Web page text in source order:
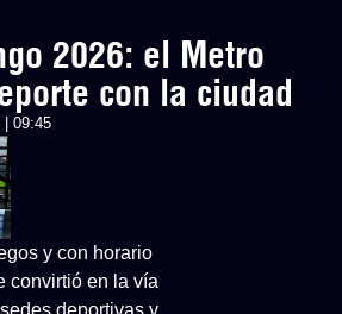
2026: el Metro
con la ciudad
| 09:45
y con horario
convirtió en la vía
deportivas y